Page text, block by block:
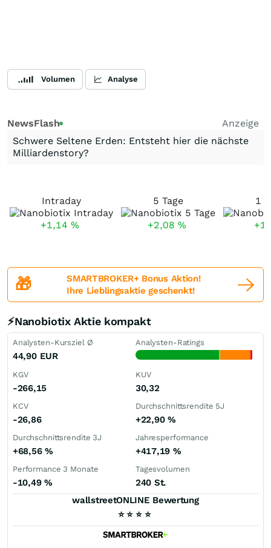
Volumen Analyse
NewsFlash
Anzeige
Schwere Seltene Erden: Entsteht hier die nächste
Milliardenstory?
Intraday
+1,14 %
5 Tage
+2,08 %
1
🎁
SMARTBROKER+ Bonus Aktion!
Ihre Lieblingsaktie geschenkt!
⚡Nanobiotix Aktie kompakt
Analysten-Kursziel Ø
44,90 EUR
Analysten-Ratings
KGV
-266,15
KUV
30,32
KCV
-26,86
Durchschnittsrendite 5J
+22,90 %
Durchschnittsrendite 3J
+68,56 %
Jahresperformance
+417,19 %
Performance 3 Monate
-10,49 %
Tagesvolumen
240 St.
wallstreetONLINE Bewertung
⭐ ⭐ ⭐ ⭐